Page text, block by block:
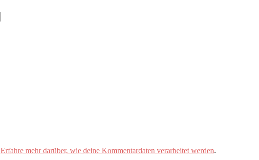
Erfahre mehr darüber, wie deine Kommentardaten verarbeitet werden.